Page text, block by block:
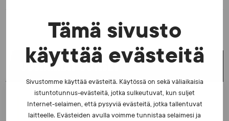
Tämä sivusto
käyttää evästeitä
Sivustomme käyttää evästeitä. Käytössä on sekä väliaikaisia
istuntotunnus-evästeitä, jotka sulkeutuvat, kun suljet
Internet-selaimen, että pysyviä evästeitä, jotka tallentuvat
laitteelle. Evästeiden avulla voimme tunnistaa selaimesi ja
UUSIMMAT UUTISET
UUTISET - 5.8.2026
Iljukov SUEKin lääketieteelliseksi asiantuntijaksi